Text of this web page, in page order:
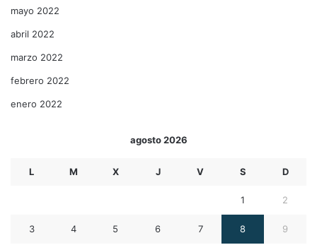
mayo 2022
abril 2022
marzo 2022
febrero 2022
enero 2022
agosto 2026
L M X J V S D
1 2
3 4 5 6 7 8 9